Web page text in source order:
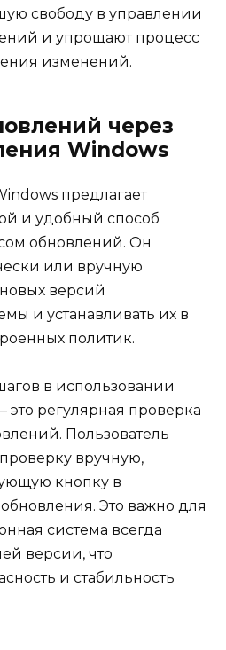
свободу в управлении
и упрощают процесс
изменений.
через
Windows
предлагает
и удобный способ
обновлений. Он
или вручную
версий
и устанавливать их в
политик.
в использовании
это регулярная проверка
Пользователь
проверку вручную,
кнопку в
Это важно для
система всегда
версии, что
и стабильность